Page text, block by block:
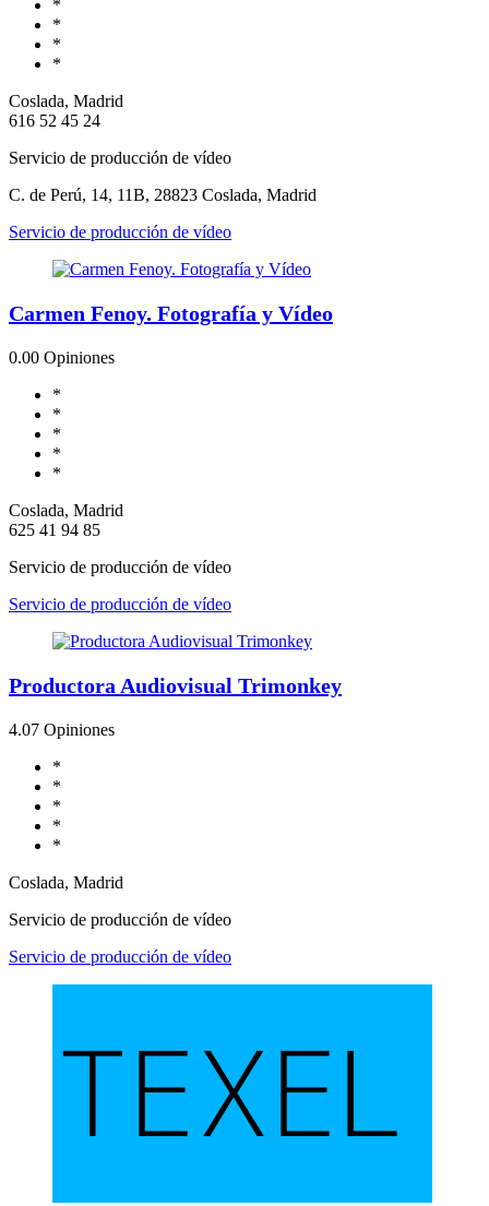
*
*
*
*
Coslada, Madrid
616 52 45 24
Servicio de producción de vídeo
C. de Perú, 14, 11B, 28823 Coslada, Madrid
Servicio de producción de vídeo
Carmen Fenoy. Fotografía y Vídeo
0.00 Opiniones
*
*
*
*
*
Coslada, Madrid
625 41 94 85
Servicio de producción de vídeo
Servicio de producción de vídeo
Productora Audiovisual Trimonkey
4.07 Opiniones
*
*
*
*
*
Coslada, Madrid
Servicio de producción de vídeo
Servicio de producción de vídeo